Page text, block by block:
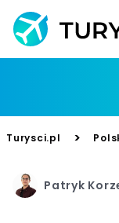
Turysci.pl >
Patryk